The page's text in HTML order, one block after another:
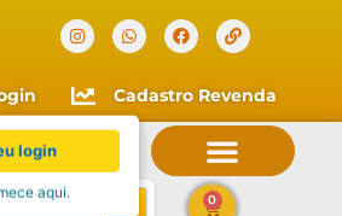
Cadastro Revenda
0
login
aqui.